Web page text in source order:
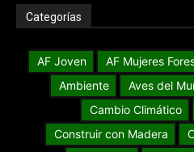
Categorías
AF Joven AF Mujeres
Ambiente
Aves del
Cambio Climático
Construir con Madera